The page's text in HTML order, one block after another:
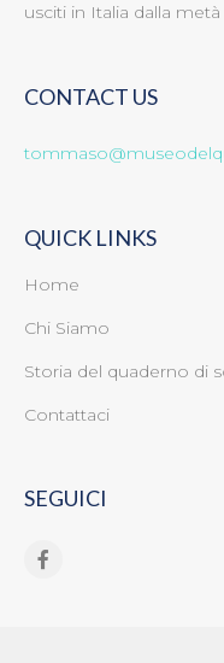
usciti in Italia dalla
CONTACT US
QUICK LINKS
Home
Chi Siamo
Storia del quaderno di
Contattaci
SEGUICI